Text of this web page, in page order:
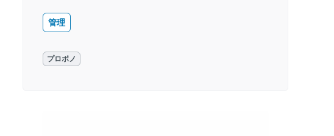
管理
プロボノ